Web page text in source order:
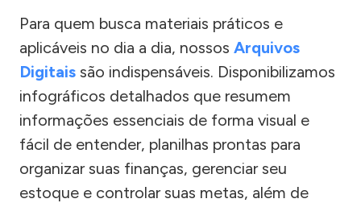
Para quem busca materiais práticos e
aplicáveis no dia a dia, nossos Arquivos
Digitais são indispensáveis. Disponibilizamos
infográficos detalhados que resumem
informações essenciais de forma visual e
fácil de entender, planilhas prontas para
organizar suas finanças, gerenciar seu
estoque e controlar suas metas, além de